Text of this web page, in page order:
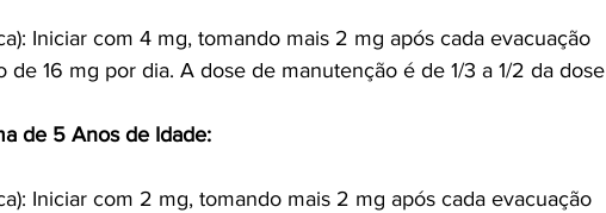
Iniciar com 4 mg, tomando mais 2 mg após cada evacuação
de 16 mg por dia. A dose de manutenção é de 1/3 a 1/2 da dose
de 5 Anos de Idade:
Iniciar com 2 mg, tomando mais 2 mg após cada evacuação